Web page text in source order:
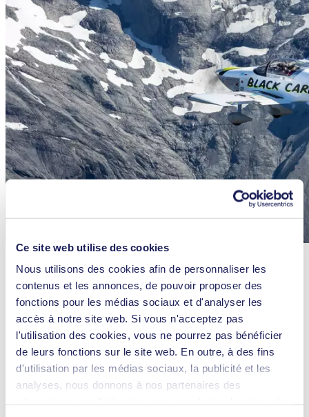
Ce site web utilise des cookies
Nous utilisons des cookies afin de personnaliser les
contenus et les annonces, de pouvoir proposer des
fonctions pour les médias sociaux et d'analyser les
accès à notre site web. Si vous n'acceptez pas
l'utilisation des cookies, vous ne pourrez pas bénéficier
de leurs fonctions sur le site web. En outre, à des fins
d'utilisation par les médias sociaux, la publicité et les
analyses, nous donnons à nos partenaires des
Au cours de leur vol, les deux pilotes ont parcouru plus de 40 000
kilomètres, visitant plus de 22 pays. Crédit photo : © Juan Martín
Escobar / Guillermo Casamayú
Le noir de carbone – problématique à bien des
égards
Le noir de carbone (aussi appelé noir de fourneau, noir thermique,
noir au tunnel, noir d'acétylène, ou autrefois noir de fumée ou noir
de lampe), est issu d’une matière carbonée dont la combustion est
incomplète. Les sources peuvent être naturelles, comme les feux de
combustibles fossiles comme le charbon, le diesel, l’essence ou le